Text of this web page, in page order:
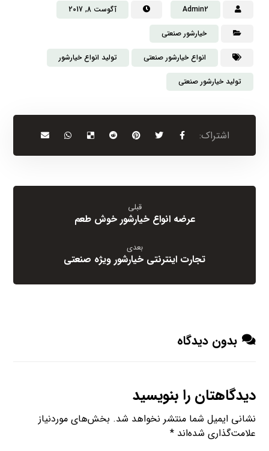
Admin2 آگوست 8, 2017
خیارشور صنعتی
انواع خیارشور صنعتی تولید انواع خیارشور
تولید خیارشور صنعتی
قبلی
عرضه انواع خیارشور خوش طعم
بعدی
تجارت اینترنتی خیارشور ویژه صنعتی
بدون دیدگاه
دیدگاهتان را بنویسید
نشانی ایمیل شما منتشر نخواهد شد. بخش‌های موردنیاز
علامت‌گذاری شده‌اند*